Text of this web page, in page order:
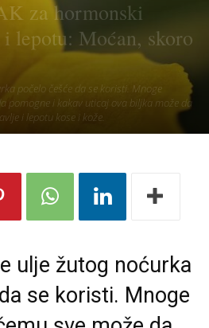
za hormonski
lepotu: Moćan, skoro
počelo češće da se koristi. Mnoge
pomogne i kakav uticaj ova biljka može da
i lepotu kose i kože.
ulje žutog noćurka
se koristi. Mnoge